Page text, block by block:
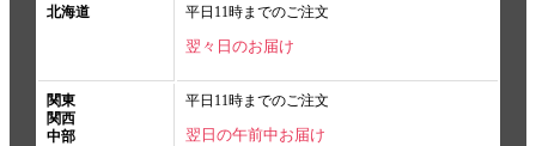
北海道 平日11時までのご注文
翌々日のお届け
関東
関西
中部
平日11時までのご注文
翌日の午前中お届け